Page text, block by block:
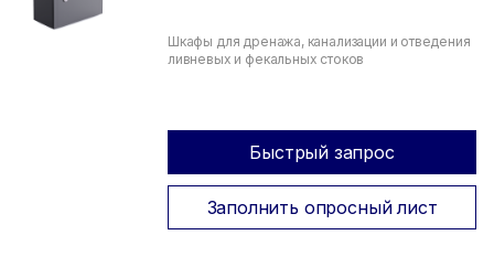
Шкафы для дренажа, канализации и отведения
ливневых и фекальных стоков
Быстрый запрос
Заполнить опросный лист